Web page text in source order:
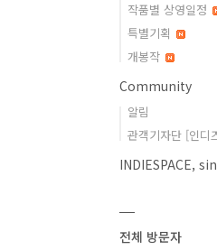
작품별 상영일정
특별기획
개봉작
Community
알림
관객기자단 [인디
INDIESPACE,
전체 방문자